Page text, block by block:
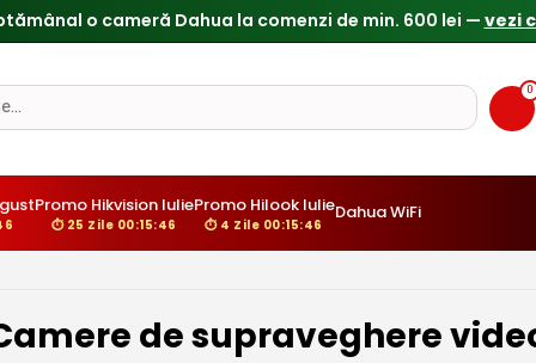
de pana la 25% doar in luna iulie → Vezi ofertele
0
Promo Hikvision Iulie
⏱ 25 Zile 00:15:44
Promo Hilook Iulie
⏱ 4 Zile 00:15:44
Dahua WiFi
de supraveghere